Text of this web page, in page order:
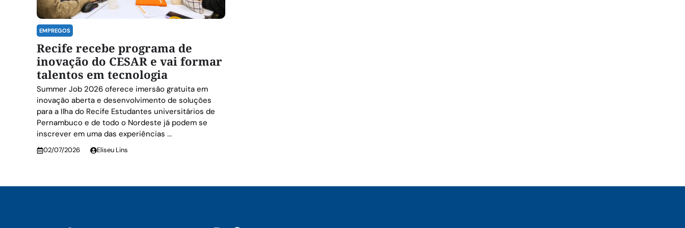
EMPREGOS
Recife recebe programa de
inovação do CESAR e vai formar
talentos em tecnologia
Summer Job 2026 oferece imersão gratuita em
inovação aberta e desenvolvimento de soluções
para a Ilha do Recife Estudantes universitários de
Pernambuco e de todo o Nordeste já podem se
inscrever em uma das experiências ...
02/07/2026 Eliseu Lins